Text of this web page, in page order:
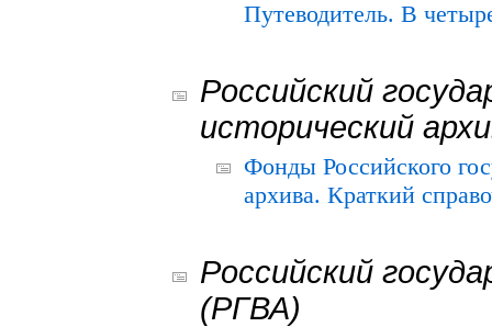
Путеводитель. В
Российский
исторический
Фонды Российского
архива. Краткий
Российский
(РГВА)